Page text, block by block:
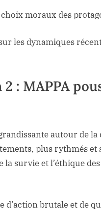
choix moraux des
les dynamiques
2 : MAPPA
autour de la
plus rythmés et
survie et l’éthique
d’action brutale et de